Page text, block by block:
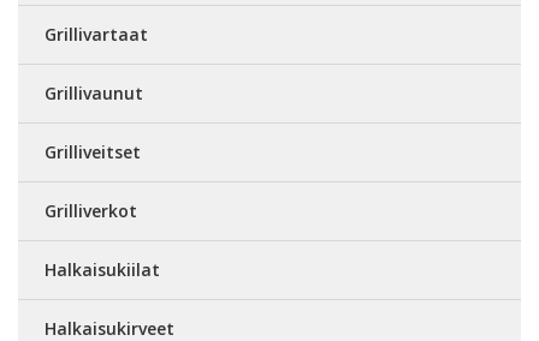
Grillivartaat
Grillivaunut
Grilliveitset
Grilliverkot
Halkaisukiilat
Halkaisukirveet